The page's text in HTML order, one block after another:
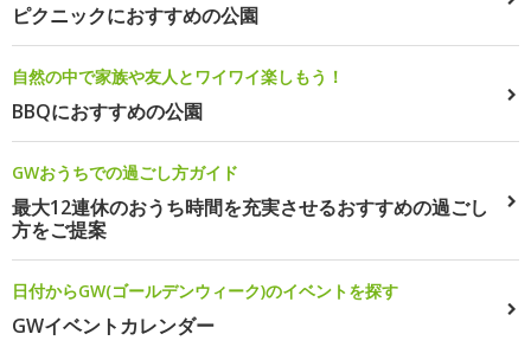
ピクニックにおすすめの公園
自然の中で家族や友人とワイワイ楽しもう！
BBQにおすすめの公園
GWおうちでの過ごし方ガイド
最大12連休のおうち時間を充実させるおすすめの過ごし
方をご提案
日付からGW(ゴールデンウィーク)のイベントを探す
GWイベントカレンダー